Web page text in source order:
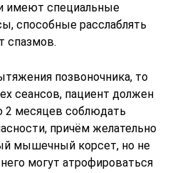
имеют специальные
способные расслаблять
спазмов.
позвоночника, то
сеансов, пациент должен
2 месяцев соблюдать
причём желательно
мышечный корсет, но не
могут атрофироваться